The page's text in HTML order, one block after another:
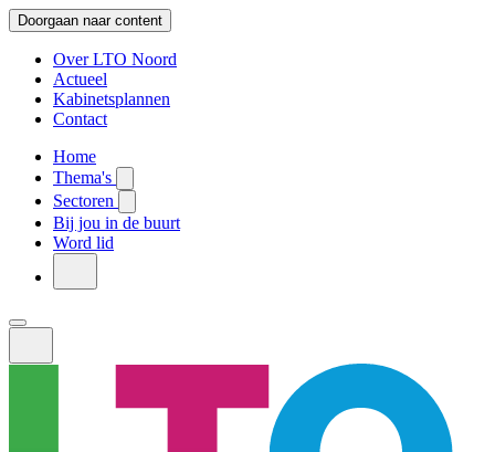
Doorgaan naar content
Over LTO Noord
Actueel
Kabinetsplannen
Contact
Home
Thema's
Sectoren
Bij jou in de buurt
Word lid